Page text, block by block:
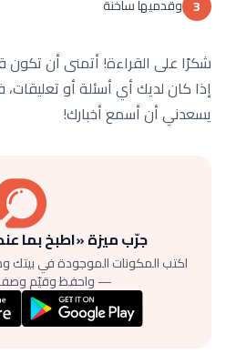
3 وقدميها ساخنة
شكرًا على القراءة! أتمنى أن
إذا كان لديك أي أسئلة أو تعليقات،
يسعدني أن أسمع أخبارك!
جرّب ميزة «اطبخ بما
اكتب المكونات الموجودة في بيتك
— واحفظ وقيّم